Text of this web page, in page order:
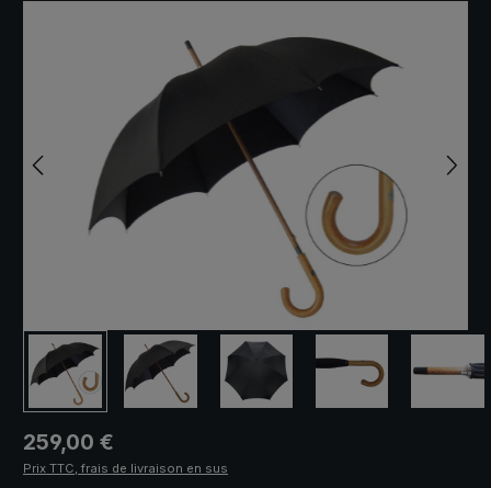
Prix régulier :
259,00 €
Prix TTC, frais de livraison en sus